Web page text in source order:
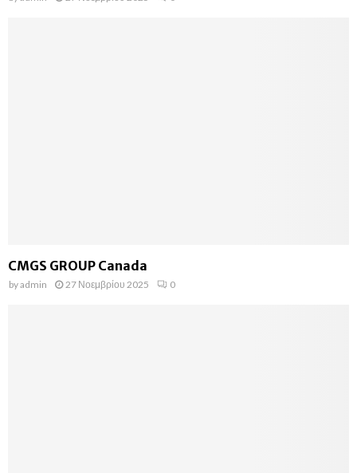
CMGS GROUP Canada
byadmin 27 Νοεμβρίου 2025 0